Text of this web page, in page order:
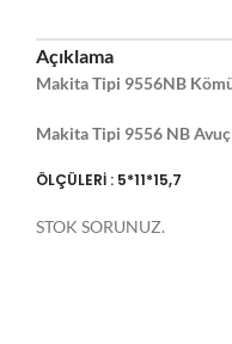
Açıklama
Makita Tipi 9556NB
Makita Tipi 9556 NB
ÖLÇÜLERİ : 5*11*15,7
STOK SORUNUZ.